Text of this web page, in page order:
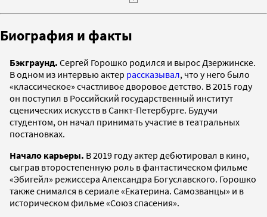
Биография и факты
Бэкграунд. Сергей Горошко родился и вырос Дзержинске.
В одном из интервью актер рассказывал, что у него было
«классическое» счастливое дворовое детство. В 2015 году
он поступил в Российский государственный институт
сценических искусств в Санкт-Петербурге. Будучи
студентом, он начал принимать участие в театральных
постановках.
Начало карьеры. В 2019 году актер дебютировал в кино,
сыграв второстепенную роль в фантастическом фильме
«Эбигейл» режиссера Александра Богуславского. Горошко
также снимался в сериале «Екатерина. Самозванцы» и в
историческом фильме «Союз спасения».